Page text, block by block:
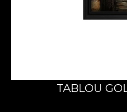
TABLOU